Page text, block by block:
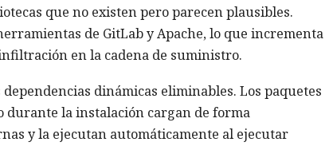
que no existen pero parecen plausibles.
de GitLab y Apache, lo que incrementa
en la cadena de suministro.
dinámicas eliminables. Los paquetes
durante la instalación cargan de forma
y la ejecutan automáticamente al ejecutar